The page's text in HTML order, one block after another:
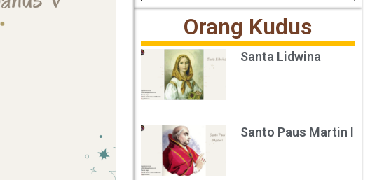
Orang Kudus
Santa Lidwina
Santo Paus Martin I